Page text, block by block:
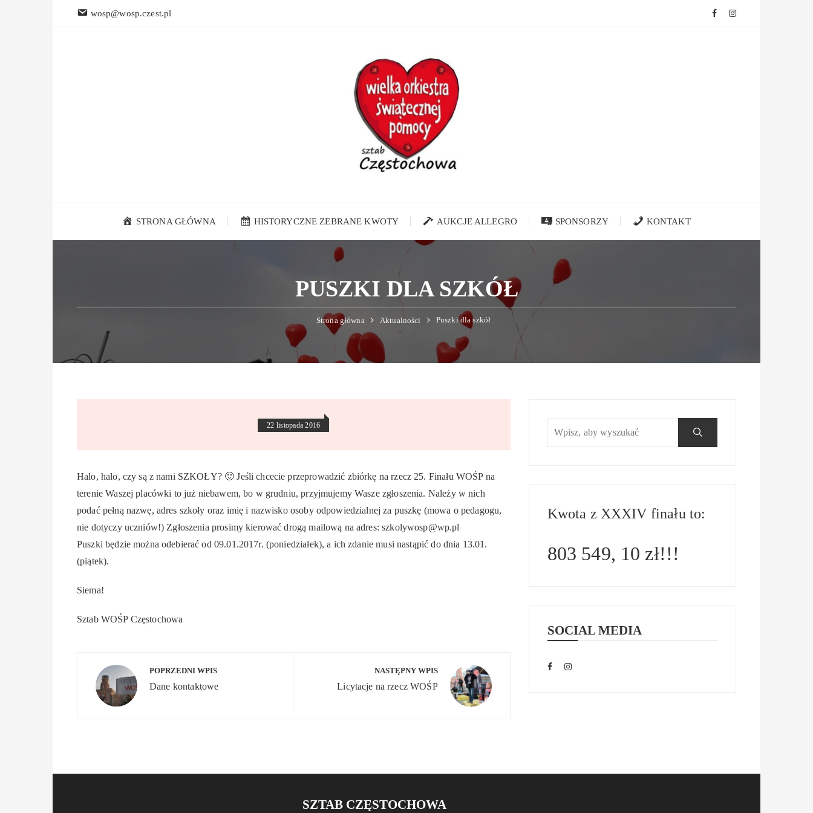
wosp@wosp.czest.pl
STRONA GŁÓWNA HISTORYCZNE ZEBRANE KWOTY AUKCJE ALLEGRO SPONSORZY KONTAKT
PUSZKI DLA SZKÓŁ
Strona główna Aktualności Puszki dla szkół
22 listopada 2016
Halo, halo, czy są z nami SZKOŁY? 🙂 Jeśli chcecie przeprowadzić zbiórkę na rzecz 25. Finału WOŚP na
terenie Waszej placówki to już niebawem, bo w grudniu, przyjmujemy Wasze zgłoszenia. Należy w nich
podać pełną nazwę, adres szkoły oraz imię i nazwisko osoby odpowiedzialnej za puszkę (mowa o pedagogu,
nie dotyczy uczniów!) Zgłoszenia prosimy kierować drogą mailową na adres: szkolywosp@wp.pl
Puszki będzie można odebierać od 09.01.2017r. (poniedziałek), a ich zdanie musi nastąpić do dnia 13.01.
(piątek).
Siema!
Sztab WOŚP Częstochowa
Nawigacja
wpisu
POPRZEDNI WPIS
Dane kontaktowe
NASTĘPNY WPIS
Licytacje na rzecz WOŚP
Kwota z XXXIV finału to:
803 549, 10 zł!!!
SOCIAL MEDIA
SZTAB CZĘSTOCHOWA